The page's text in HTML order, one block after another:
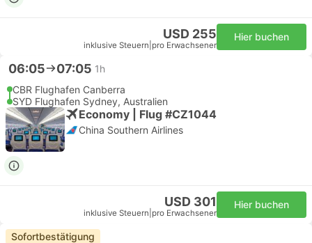
USD 255
inklusive Steuern pro Erwachsener
Hier buchen
06:05 07:05 1h
CBR Flughafen Canberra
SYD Flughafen Sydney, Australien
Economy | Flug #CZ1044
China Southern Airlines
USD 301
inklusive Steuern pro Erwachsener
Hier buchen
Sofortbestätigung